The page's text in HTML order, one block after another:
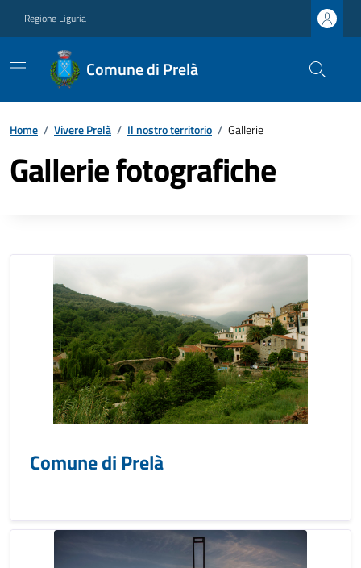
Regione Liguria
Comune di Prelà
Home / Vivere Prelà / Il nostro territorio / Gallerie
Gallerie fotografiche
Comune di Prelà